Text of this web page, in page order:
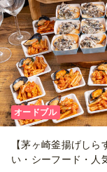
オードブル
【茅ヶ崎釜揚げし
い・シーフード・人